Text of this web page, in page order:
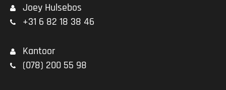
Joey Hulsebos
+31 6 82 18 38 46
Kantoor
(078) 200 55 98